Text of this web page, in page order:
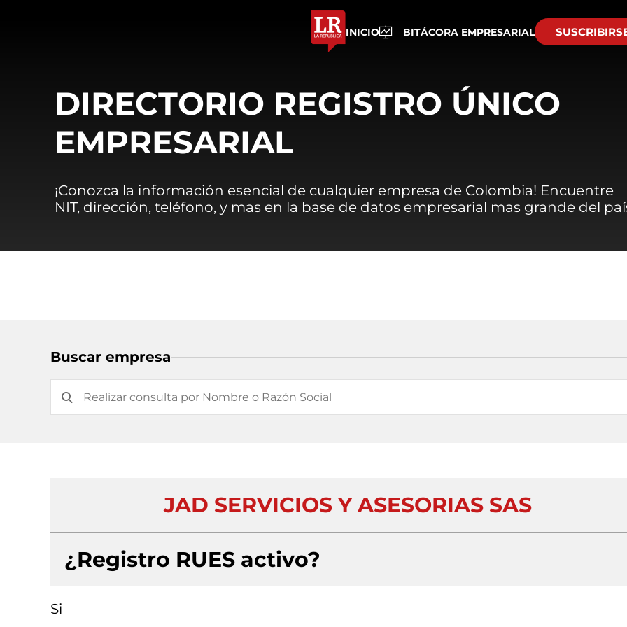
INICIO BITÁCORA EMPRESARIAL
DIRECTORIO REGISTRO ÚNICO
EMPRESARIAL
¡Conozca la información esencial de cualquier empresa de Colombia! Encuentre
NIT, dirección, teléfono, y mas en la base de datos empresarial mas grande del
Buscar empresa
JAD SERVICIOS Y ASESORIAS SAS
¿Registro RUES activo?
Si